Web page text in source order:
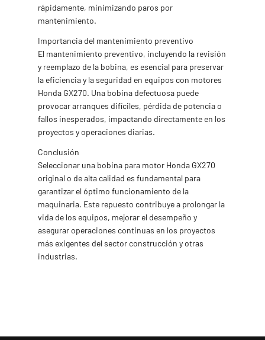
rápidamente, minimizando paros por
mantenimiento.
Importancia del mantenimiento preventivo
El mantenimiento preventivo, incluyendo la revisión
y reemplazo de la bobina, es esencial para preservar
la eficiencia y la seguridad en equipos con motores
Honda GX270. Una bobina defectuosa puede
provocar arranques difíciles, pérdida de potencia o
fallos inesperados, impactando directamente en los
proyectos y operaciones diarias.
Conclusión
Seleccionar una bobina para motor Honda GX270
original o de alta calidad es fundamental para
garantizar el óptimo funcionamiento de la
maquinaria. Este repuesto contribuye a prolongar la
vida de los equipos, mejorar el desempeño y
asegurar operaciones continuas en los proyectos
más exigentes del sector construcción y otras
industrias.